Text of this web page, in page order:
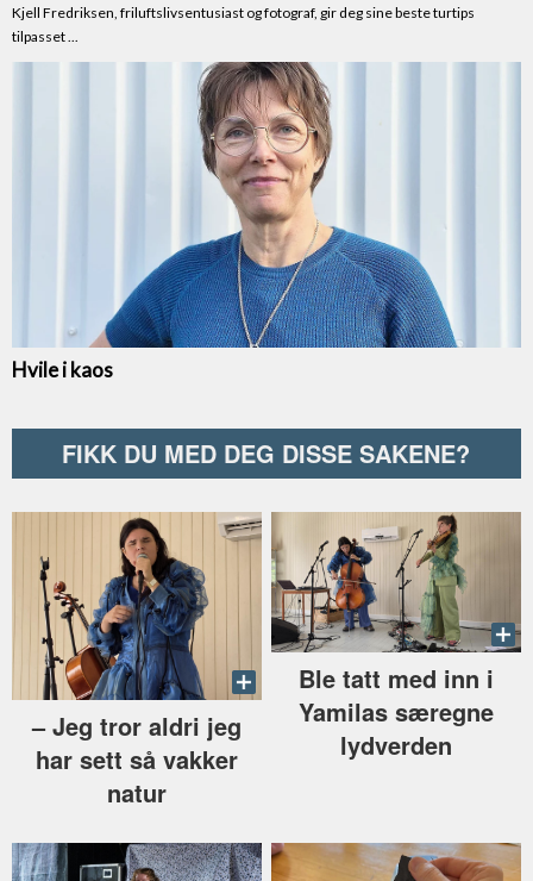
FIKK DU MED DEG DISSE SAKENE?
–⁠ Jeg tror aldri jeg
har sett så vakker
natur
Ble tatt med inn i
Yamilas særegne
lydverden